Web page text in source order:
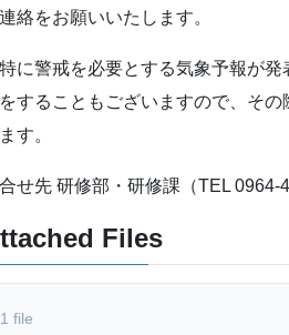
絡をお願いいたします。
に警戒を必要とする気象予報が発
することもございますので、そ
す。
せ先 研修部・研修課（TEL 0964-
Files
1 file